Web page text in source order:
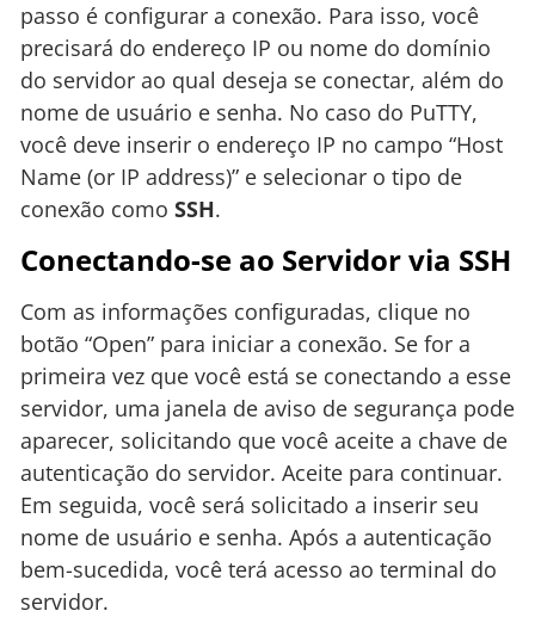
passo é configurar a conexão. Para isso, você
precisará do endereço IP ou nome do domínio
do servidor ao qual deseja se conectar, além do
nome de usuário e senha. No caso do PuTTY,
você deve inserir o endereço IP no campo “Host
Name (or IP address)” e selecionar o tipo de
conexão como SSH.
Conectando-se ao Servidor via SSH
Com as informações configuradas, clique no
botão “Open” para iniciar a conexão. Se for a
primeira vez que você está se conectando a esse
servidor, uma janela de aviso de segurança pode
aparecer, solicitando que você aceite a chave de
autenticação do servidor. Aceite para continuar.
Em seguida, você será solicitado a inserir seu
nome de usuário e senha. Após a autenticação
bem-sucedida, você terá acesso ao terminal do
servidor.